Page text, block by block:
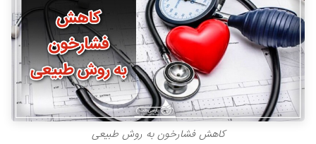
کاهش فشارخون به روش طبیعی